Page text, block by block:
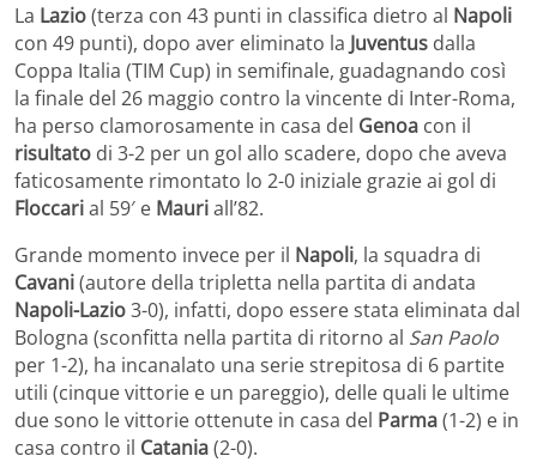
La Lazio(terza con 43 punti in classifica dietro al Napoli
con 49 punti), dopo aver eliminato la Juventus dalla
Coppa Italia (TIM Cup) in semifinale, guadagnando così
la finale del 26 maggio contro la vincente di Inter-Roma,
ha perso clamorosamente in casa del Genoa con il
risultato di 3-2 per un gol allo scadere, dopo che aveva
faticosamente rimontato lo 2-0 iniziale grazie ai gol di
Floccarial 59′ e Mauriall’82.
Grande momento invece per il Napoli, la squadra di
Cavani(autore della tripletta nella partita di andata
Napoli-Lazio3-0), infatti, dopo essere stata eliminata dal
Bologna (sconfitta nella partita di ritorno al San Paolo
per 1-2), ha incanalato una serie strepitosa di 6 partite
utili (cinque vittorie e un pareggio), delle quali le ultime
due sono le vittorie ottenute in casa del Parma(1-2) e in
casa contro il Catania(2-0).